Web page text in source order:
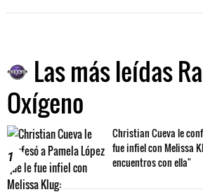
Las más leídas
Oxígeno
1
Christian Cueva le
fue infiel con Melissa
encuentros con ella"